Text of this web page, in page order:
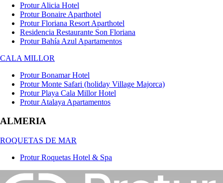
Protur Alicia Hotel
Protur Bonaire Aparthotel
Protur Floriana Resort Aparthotel
Residencia Restaurante Son Floriana
Protur Bahía Azul Apartamentos
CALA MILLOR
Protur Bonamar Hotel
Protur Monte Safari (holiday Village Majorca)
Protur Playa Cala Millor Hotel
Protur Atalaya Apartamentos
ALMERIA
ROQUETAS DE MAR
Protur Roquetas Hotel & Spa